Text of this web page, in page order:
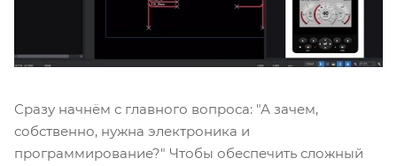
Сразу начнём с главного вопроса: "А зачем,
собственно, нужна электроника и
программирование?" Чтобы обеспечить сложный